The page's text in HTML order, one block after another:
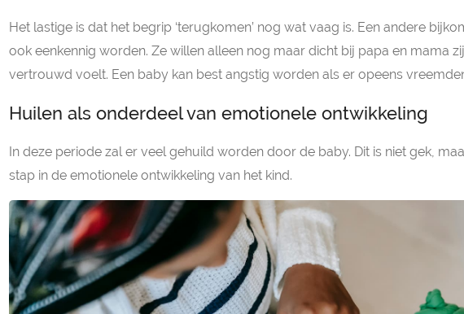
Het lastige is dat het begrip ‘terugkomen’ nog wat vaag is. Een andere
ook eenkennig worden. Ze willen alleen nog maar dicht bij papa en mama
vertrouwd voelt. Een baby kan best angstig worden als er opeens
Huilen als onderdeel van emotionele ontwikkeling
In deze periode zal er veel gehuild worden door de baby. Dit is niet gek,
stap in de emotionele ontwikkeling van het kind.